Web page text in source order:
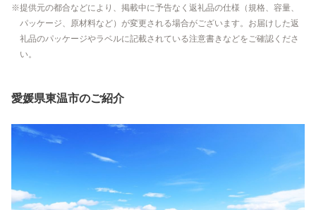
提供元の都合などにより、掲載中に予告なく返礼品の仕様（規格、容量、
パッケージ、原材料など）が変更される場合がございます。お届けした返
礼品のパッケージやラベルに記載されている注意書きなどをご確認くださ
い。
愛媛県東温市のご紹介